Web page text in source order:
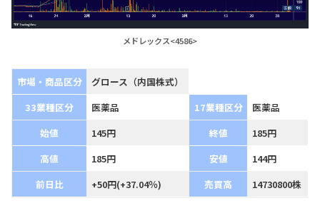
メドレックス<4586>
市場・商品区分
グロース（内国株式）
33業種区分
医薬品 17業種区分
医薬品
始値
145円 終値
185円
高値
185円 安値
144円
前日比
+50円(+37.04％) 売買高 14730800株